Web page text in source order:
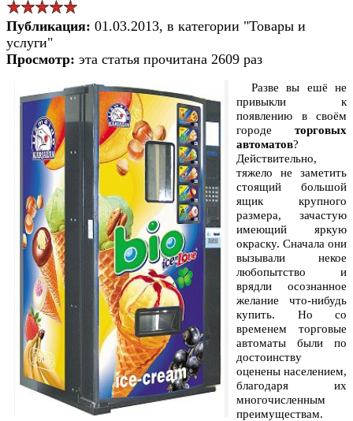
Публикация: 01.03.2013, в категории "Товары и
услуги"
Просмотр: эта статья прочитана 2609 раз
Разве вы ешё не
привыкли к
появлению в своём
городе торговых
автоматов?
Действительно,
тяжело не заметить
стоящий большой
ящик крупного
размера, зачастую
имеющий яркую
окраску. Сначала они
вызывали некое
любопытство и
врядли осознанное
желание что-нибудь
купить. Но со
временем торговые
автоматы были по
достоинству
оценены населением,
благодаря их
многочисленным
преимуществам.